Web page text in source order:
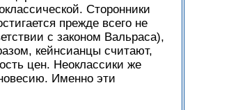
Сторонники
прежде всего не
с законом Вальраса),
кейнсианцы считают,
цен. Неоклассики же
Именно эти